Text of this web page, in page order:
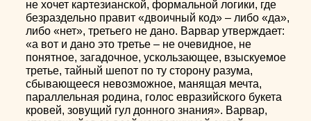
не хочет картезианской, формальной логики, где
безраздельно правит «двоичный код» – либо «да»,
либо «нет», третьего не дано. Варвар утверждает:
«а вот и дано это третье – не очевидное, не
понятное, загадочное, ускользающее, взыскуемое
третье, тайный шепот по ту сторону разума,
сбывающееся невозможное, манящая мечта,
параллельная родина, голос евразийского букета
кровей, зовущий гул донного знания». Варвар,